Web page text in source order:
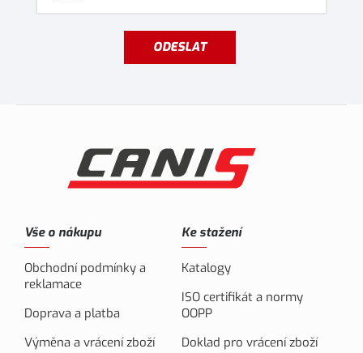
ODESLAT
Vše o nákupu
Obchodní podmínky a
reklamace
Doprava a platba
Výměna a vrácení zboží
Ke stažení
Katalogy
ISO certifikát a normy
OOPP
Doklad pro vrácení zboží